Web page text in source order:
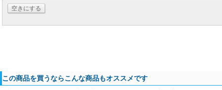
空きにする
この商品を買うならこんな商品もオススメです